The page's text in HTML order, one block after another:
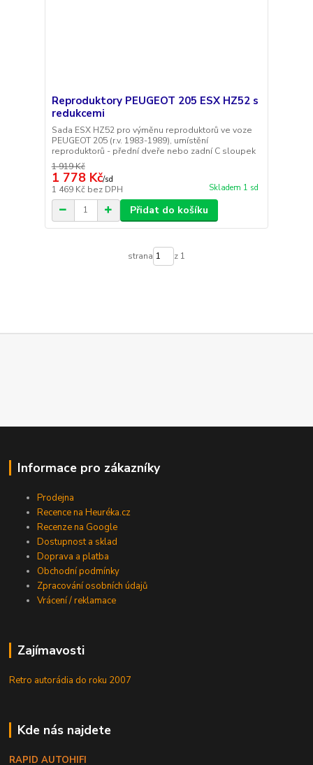
Reproduktory PEUGEOT 205 ESX HZ52 s
redukcemi
Sada ESX HZ52 pro výměnu reproduktorů ve voze
PEUGEOT 205 (r.v. 1983-1989), umístění
reproduktorů - přední dveře nebo zadní C sloupek
1 919 Kč
1 778 Kč/sd
1 469 Kč bez DPH Skladem 1 sd
Přidat do košíku
strana z 1
Informace pro zákazníky
Prodejna
Recence na Heuréka.cz
Recenze na Google
Dostupnost a sklad
Doprava a platba
Obchodní podmínky
Zpracování osobních údajů
Vrácení / reklamace
Zajímavosti
Retro autorádia do roku 2007
Kde nás najdete
RAPID AUTOHIFI